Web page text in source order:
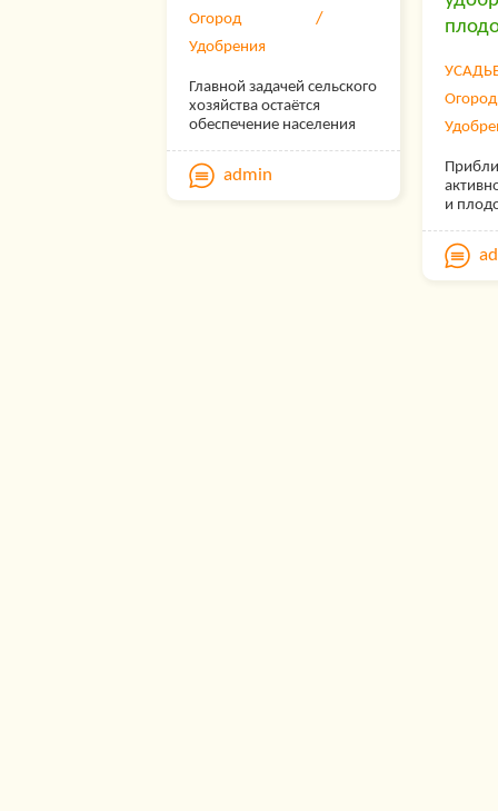
Огород
Удобрения
Главной задачей сельского
хозяйства остаётся
обеспечение населения
промышленности –
сырьём. Сельское
хозяйство является
admin
Огород
и
—